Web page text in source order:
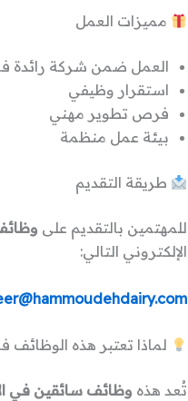
مميزات العمل
العمل ضمن شركة رائدة
استقرار وظيفي
فرص تطوير مهني
بيئة عمل منظمة
طريقة التقديم
للمهتمين بالتقديم على
الإلكتروني التالي:
لماذا تعتبر هذه
تُعد هذه وظائف سائقين في